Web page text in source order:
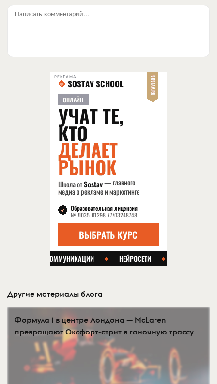
Написать комментарий...
РЕКЛАМА
Другие материалы блога
Формула 1 в центре Лондона — McLaren
превращают Оксфорт-стрит в гоночную трассу